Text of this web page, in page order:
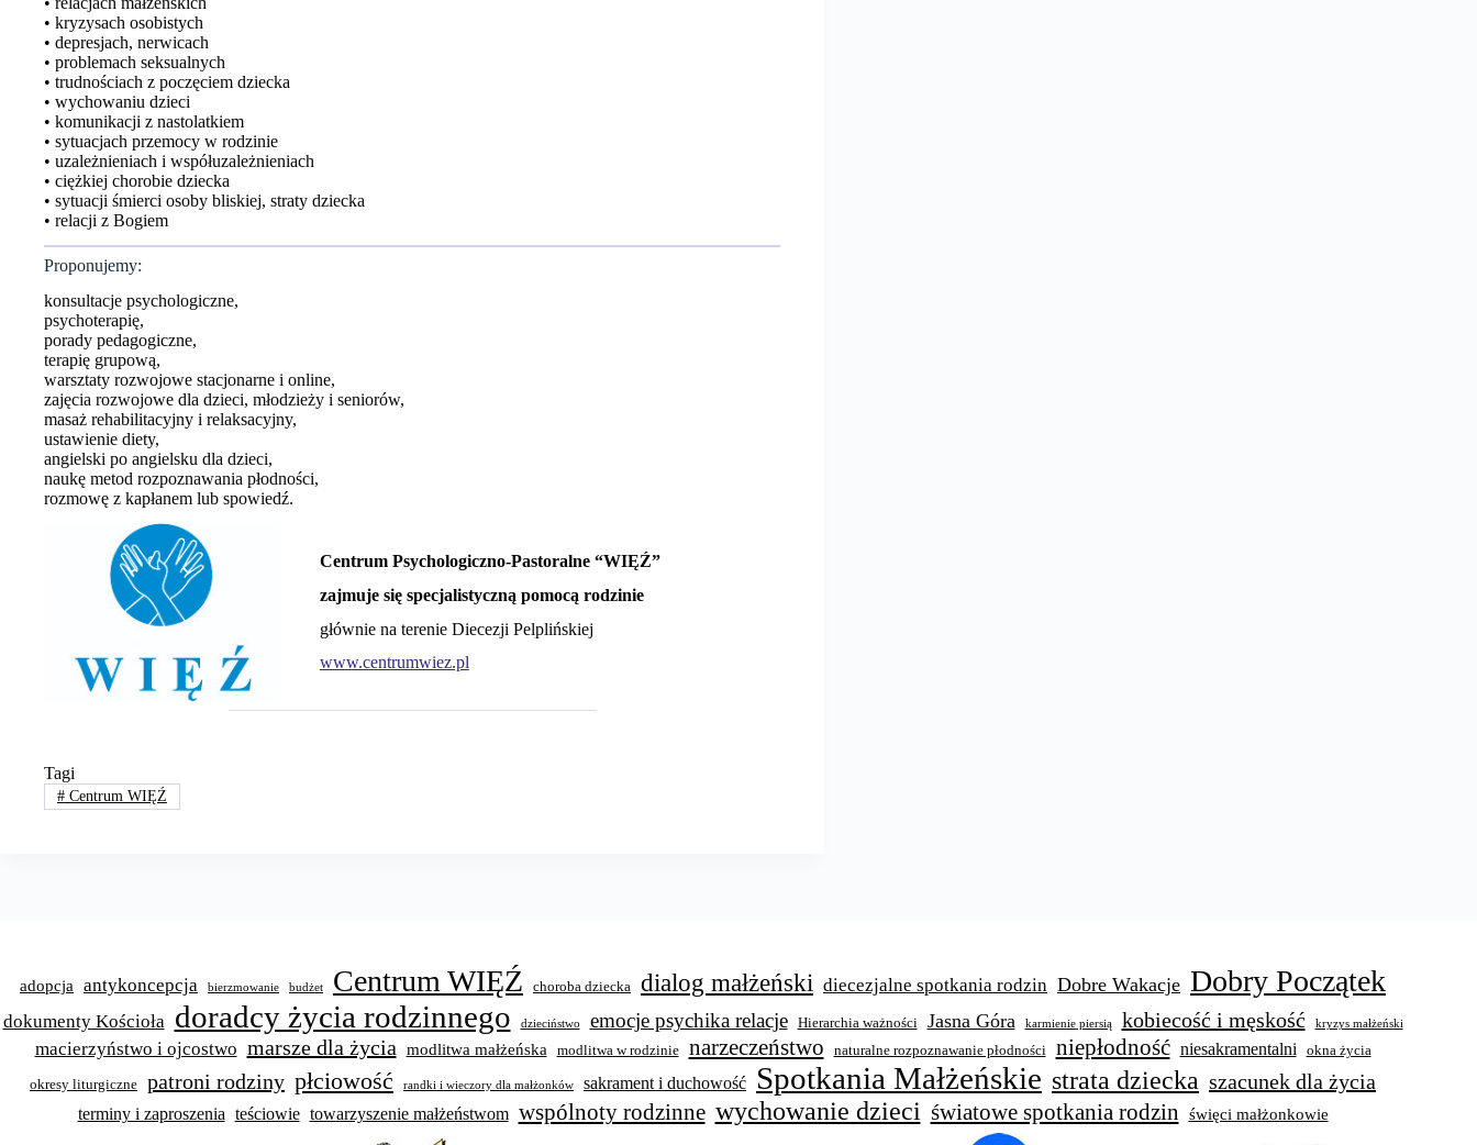
• kryzysach osobistych
• depresjach, nerwicach
• problemach seksualnych
• trudnościach z poczęciem dziecka
• wychowaniu dzieci
• komunikacji z nastolatkiem
• sytuacjach przemocy w rodzinie
• uzależnieniach i współuzależnieniach
• ciężkiej chorobie dziecka
• sytuacji śmierci osoby bliskiej, straty dziecka
• relacji z Bogiem
Proponujemy:
konsultacje psychologiczne,
psychoterapię,
porady pedagogiczne,
terapię grupową,
warsztaty rozwojowe stacjonarne i online,
zajęcia rozwojowe dla dzieci, młodzieży i seniorów,
masaż rehabilitacyjny i relaksacyjny,
ustawienie diety,
angielski po angielsku dla dzieci,
naukę metod rozpoznawania płodności,
rozmowę z kapłanem lub spowiedź.
Centrum Psychologiczno-Pastoralne “WIĘŹ”
zajmuje się specjalistyczną pomocą rodzinie
głównie na terenie Diecezji Pelplińskiej
www.centrumwiez.pl
Tagi
#Centrum WIĘŹ
adopcja antykoncepcja bierzmowanie budżet Centrum WIĘŹ choroba dziecka dialog małżeński diecezjalne spotkania rodzin Dobre Wakacje Dobry Początek
dokumenty Kościoła doradcy życia rodzinnego dzieciństwo emocje psychika relacje Hierarchia ważności Jasna Góra karmienie piersią kobiecość i męskość kryzys małżeński
macierzyństwo i ojcostwo marsze dla życia modlitwa małżeńska modlitwa w rodzinie narzeczeństwo naturalne rozpoznawanie płodności niepłodność niesakramentalni okna życia
okresy liturgiczne patroni rodziny płciowość randki i wieczory dla małżonków sakrament i duchowość Spotkania Małżeńskie strata dziecka szacunek dla życia
terminy i zaproszenia teściowie towarzyszenie małżeństwom wspólnoty rodzinne wychowanie dzieci światowe spotkania rodzin święci małżonkowie